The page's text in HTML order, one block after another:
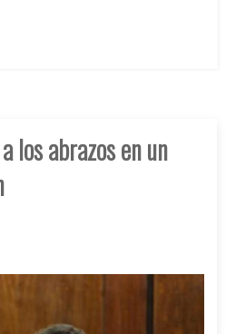
los abrazos en un